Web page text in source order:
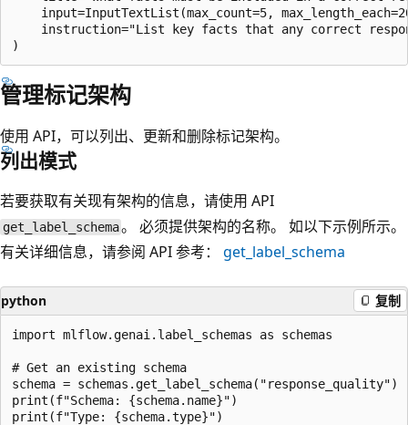
input=InputTextList(max_count=5,
instruction="List key facts that any correct
管理标记架构
使用 API，可以列出、更新和删除标记架构。
列出模式
若要获取有关现有架构的信息，请使用 API
get_label_schema。 必须提供架构的名称。 如以下示例所示。
有关详细信息，请参阅 API 参考： get_label_schema
python 复制
import mlflow.genai.label_schemas as schemas
# Get an existing schema
schema = schemas.get_label_schema("response_quality")
print(f"Schema: {schema.name}")
print(f"Type: {schema.type}")